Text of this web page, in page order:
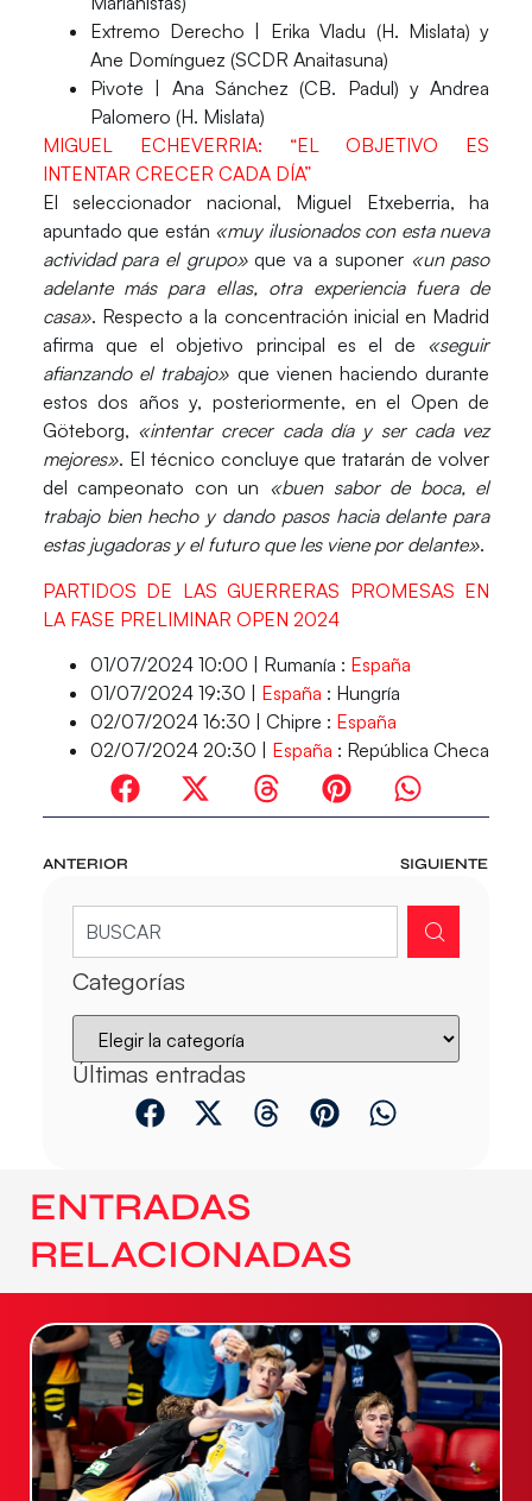
Extremo Derecho | Erika Vladu (H. Mislata) y
Ane Domínguez (SCDR Anaitasuna)
Pivote | Ana Sánchez (CB. Padul) y Andrea
Palomero (H. Mislata)
MIGUEL ECHEVERRIA: “EL OBJETIVO ES
INTENTAR CRECER CADA DÍA”
El seleccionador nacional, Miguel Etxeberria, ha
apuntado que están «muy ilusionados con esta nueva
actividad para el grupo»que va a suponer «un paso
adelante más para ellas, otra experiencia fuera de
casa». Respecto a la concentración inicial en Madrid
afirma que el objetivo principal es el de «seguir
afianzando el trabajo» que vienen haciendo durante
estos dos años y, posteriormente, en el Open de
Göteborg, «intentar crecer cada día y ser cada vez
mejores». El técnico concluye que tratarán de volver
del campeonato con un «buen sabor de boca, el
trabajo bien hecho y dando pasos hacia delante para
estas jugadorasy el futuro que les viene por delante».
PARTIDOS DE LAS GUERRERAS PROMESAS EN
LA FASE PRELIMINAR OPEN 2024
01/07/2024 10:00 | Rumanía : España
01/07/2024 19:30 | España : Hungría
02/07/2024 16:30 | Chipre : España
02/07/2024 20:30 | España : República Checa
ANTERIOR SIGUIENTE
Categorías
Últimas entradas
ENTRADAS
RELACIONADAS